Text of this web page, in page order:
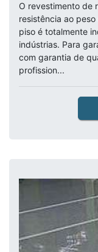
O revestimento de
resistência ao
piso é totalmente
indústrias. Para
com garantia de
profission...